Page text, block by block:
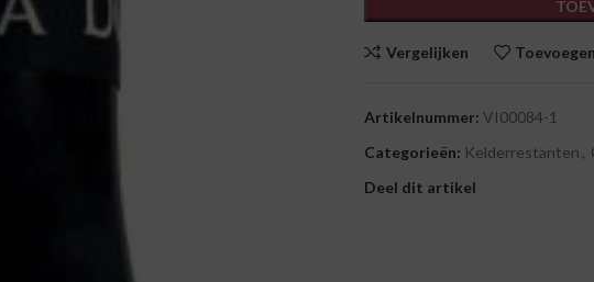
Vergelijken
Artikelnummer: VI00084-1
Categorieën: Kelderrestanten ,
Deel dit artikel